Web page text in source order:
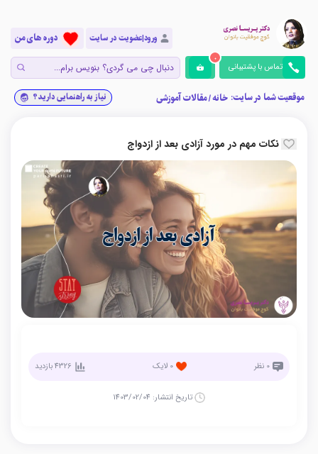
ورود|عضویت در سایت دوره های من
تماس با پشتیبانی
0
موقعیت شما در سایت: خانه/مقالات آموزشی نیاز به راهنمایی دارید؟
نکات مهم در مورد آزادی بعد از ازدواج
0 نظر 0 لایک 4326بازدید
تاریخ انتشار: 1403/02/04